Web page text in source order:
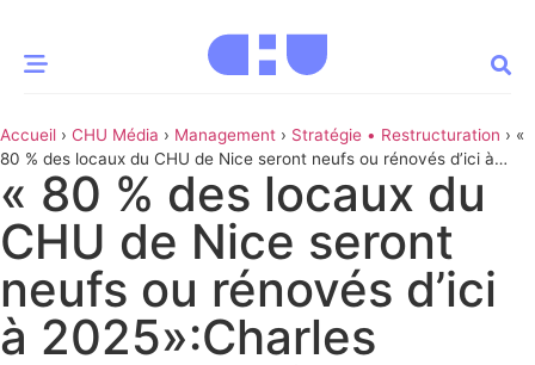
MOMENT
Innovation
& patrimoine Patient
Accueil › CHU Média › Management › Stratégie • Restructuration › «
80 % des locaux du CHU de Nice seront neufs ou rénovés d’ici à
2025»:Charles Guepratte, directeur général
« 80 % des locaux du
CHU de Nice seront
neufs ou rénovés d’ici
à 2025»:Charles